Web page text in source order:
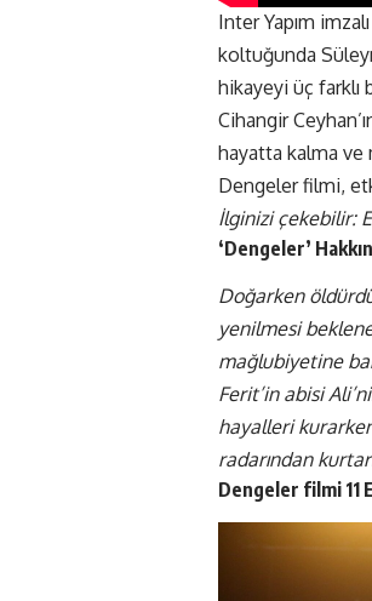
Inter Yapım
koltuğunda
hikayeyi üç farklı
Cihangir
hayatta kalma ve
Dengeler filmi,
İlginizi çekebilir:
‘Dengeler’
Doğarken
yenilmesi
mağlubiyetine
Ferit’in abisi
hayalleri
radarından
Dengeler filmi 11